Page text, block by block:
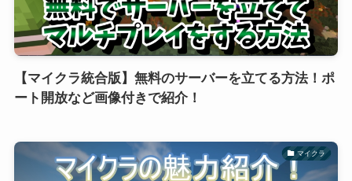
【マイクラ統合版】無料のサーバーを立てる方法！ポ
ート開放など画像付きで紹介！
マイクラ